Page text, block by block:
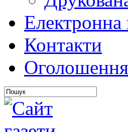
Електронна
Контакти
Оголошення